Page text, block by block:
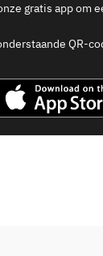
gratis app om
QR-